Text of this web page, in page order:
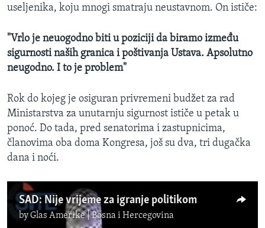
useljenika, koju mnogi smatraju neustavnom. On ističe:
"Vrlo je neuogodno biti u poziciji da biramo između
sigurnosti naših granica i poštivanja Ustava. Apsolutno
neugodno. I to je problem"
Rok do kojeg je osiguran privremeni budžet za rad
Ministarstva za unutarnju sigurnost ističe u petak u
ponoć. Do tada, pred senatorima i zastupnicima,
članovima oba doma Kongresa, još su dva, tri dugačka
dana i noći.
SAD: Nije vrijeme za igranje politikom
byGlas Amerike | Bosna i Hercegovina